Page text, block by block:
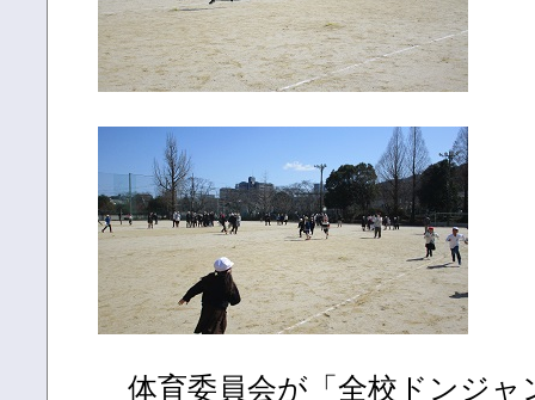
体育委員会が「全校ドンジャ